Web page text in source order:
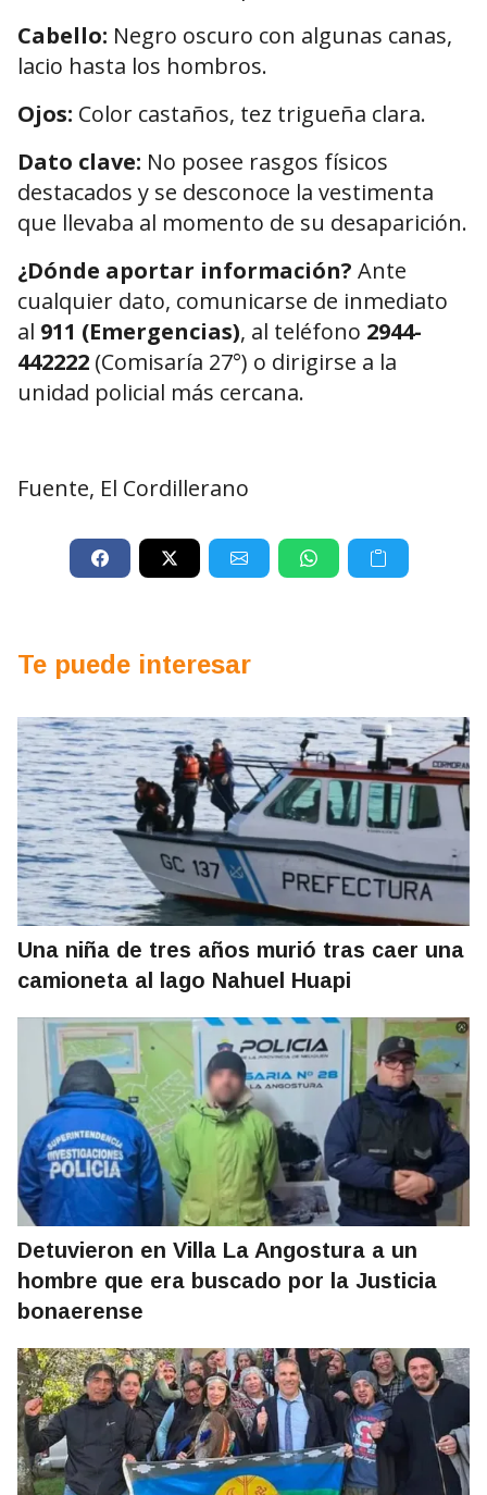
Cabello: Negro oscuro con algunas canas,
lacio hasta los hombros.
Ojos: Color castaños, tez trigueña clara.
Dato clave: No posee rasgos físicos
destacados y se desconoce la vestimenta
que llevaba al momento de su desaparición.
¿Dónde aportar información? Ante
cualquier dato, comunicarse de inmediato
al 911 (Emergencias), al teléfono 2944-
442222 (Comisaría 27°) o dirigirse a la
unidad policial más cercana.
Fuente, El Cordillerano
Te puede interesar
Una niña de tres años murió tras caer una
camioneta al lago Nahuel Huapi
Detuvieron en Villa La Angostura a un
hombre que era buscado por la Justicia
bonaerense